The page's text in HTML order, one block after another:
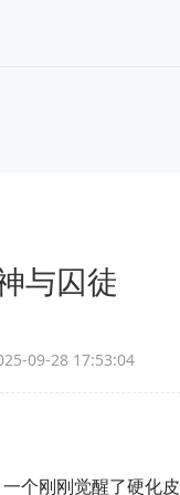
与囚徒
09-28 17:53:04
个刚刚觉醒了硬化